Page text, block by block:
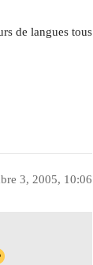
de langues tous
3, 2005, 10:06